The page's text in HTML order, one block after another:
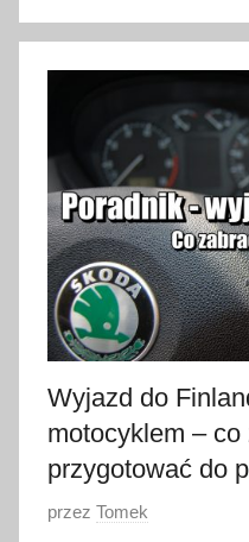
8
s
z
n
i
a
2
0
Wyjazd do
motocyklem –
przygotować do
O
przez Tomek